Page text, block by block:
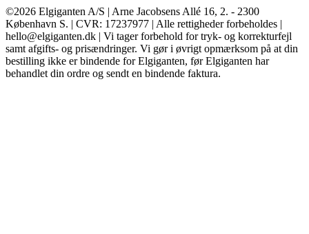
©2026 Elgiganten A/S | Arne Jacobsens Allé 16, 2. - 2300
København S. | CVR: 17237977 | Alle rettigheder forbeholdes |
hello@elgiganten.dk | Vi tager forbehold for tryk- og korrekturfejl
samt afgifts- og prisændringer. Vi gør i øvrigt opmærksom på at din
bestilling ikke er bindende for Elgiganten, før Elgiganten har
behandlet din ordre og sendt en bindende faktura.